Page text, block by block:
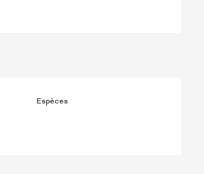
Espèces